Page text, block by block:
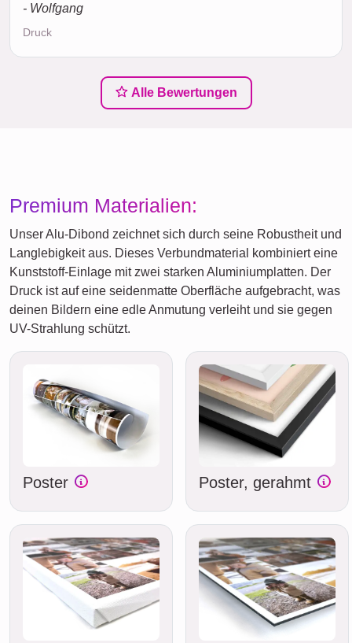
- Wolfgang
Druck
Alle Bewertungen
Premium Materialien:
Unser Alu-Dibond zeichnet sich durch seine Robustheit und
Langlebigkeit aus. Dieses Verbundmaterial kombiniert eine
Kunststoff-Einlage mit zwei starken Aluminiumplatten. Der
Druck ist auf eine seidenmatte Oberfläche aufgebracht, was
deinen Bildern eine edle Anmutung verleiht und sie gegen
UV-Strahlung schützt.
Poster Poster, gerahmt